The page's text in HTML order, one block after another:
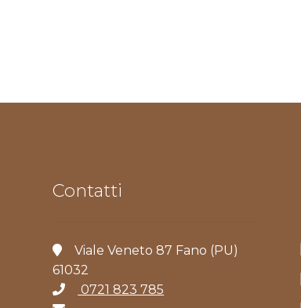
Contatti
Viale Veneto 87 Fano (PU)
61032
0721 823 785